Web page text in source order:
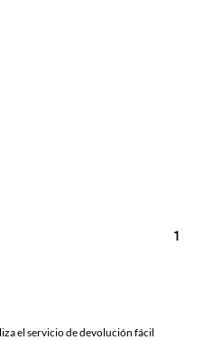
1
el servicio de devolución fácil